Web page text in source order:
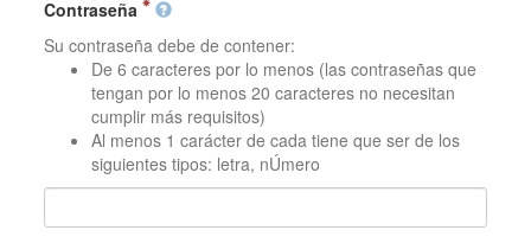
Contraseña
Su contraseña debe de contener:
De 6 caracteres por lo menos (las contraseñas que
tengan por lo menos 20 caracteres no necesitan
cumplir más requisitos)
Al menos 1 carácter de cada tiene que ser de los
siguientes tipos: letra, nÚmero